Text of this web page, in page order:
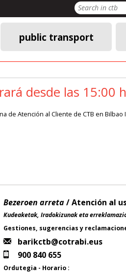
Search
public transport
desde las 15:00 h
de Atención al Cliente de CTB en Bilbao
Bezeroen arreta/ Atención al
Kudeaketak, Iradokizunak eta
Gestiones, sugerencias y
barikctb@cotrabi.eus
900 840 655
Ordutegia - Horario :